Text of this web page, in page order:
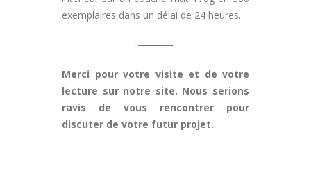
exemplaires dans un délai de 24 heures.
Merci pour votre visite et de votre
lecture sur notre site. Nous serions
ravis de vous rencontrer pour
discuter de votre futur projet.